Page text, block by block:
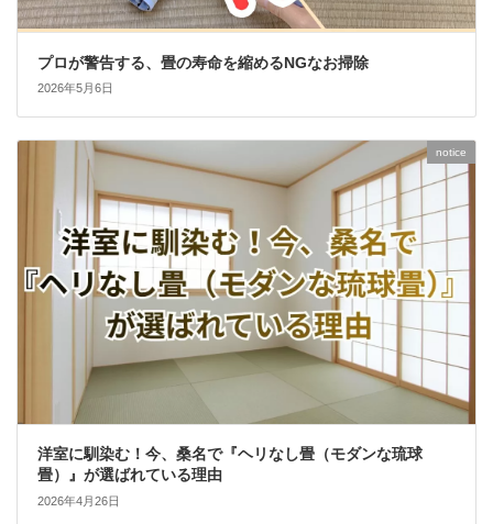
プロが警告する、畳の寿命を縮めるNGなお掃除
2026年5月6日
notice
洋室に馴染む！今、桑名で『ヘリなし畳（モダンな琉球
畳）』が選ばれている理由
2026年4月26日